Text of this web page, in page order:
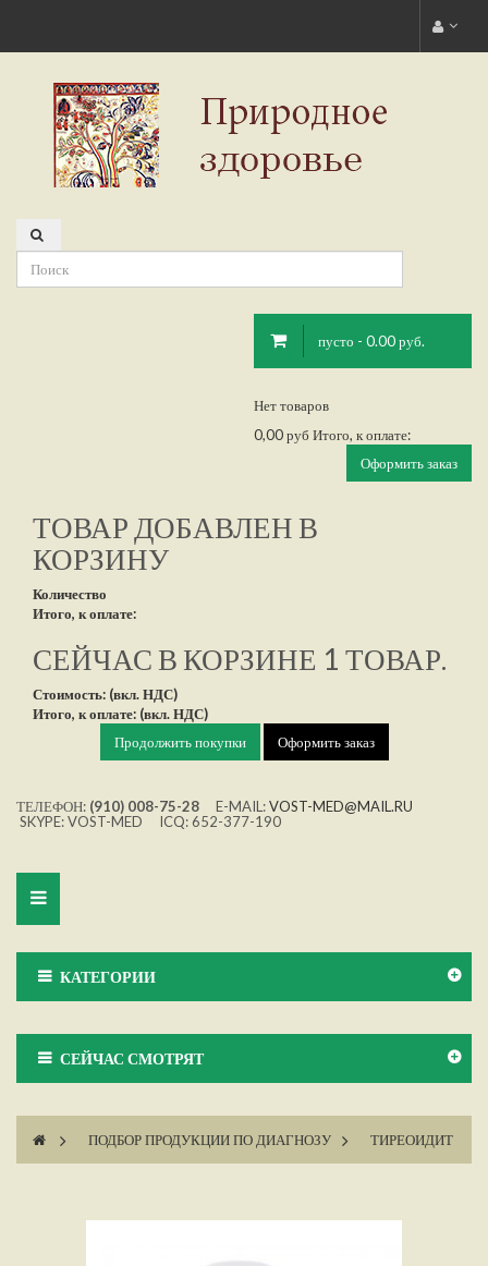
пусто - 0.00 руб.
Нет товаров
0,00 руб Итого, к оплате:
Оформить заказ
ТОВАР ДОБАВЛЕН В
КОРЗИНУ
Количество
Итого, к оплате:
СЕЙЧАС В КОРЗИНЕ 1 ТОВАР.
Стоимость: (вкл. НДС)
Итого, к оплате: (вкл. НДС)
Продолжить покупки
Оформить заказ
ТЕЛЕФОН: (910) 008-75-28 E-MAIL:VOST-MED@MAIL.RU
SKYPE: VOST-MED ICQ: 652-377-190
Toggle
КАТЕГОРИИ
СЕЙЧАС СМОТРЯТ
> ПОДБОР ПРОДУКЦИИ ПО ДИАГНОЗУ > ТИРЕОИДИТ